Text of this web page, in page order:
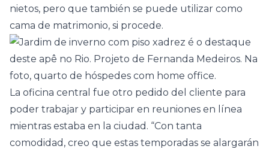
nietos, pero que también se puede utilizar como
cama de matrimonio, si procede.
La oficina central fue otro pedido del cliente para
poder trabajar y participar en reuniones en línea
mientras estaba en la ciudad. “Con tanta
comodidad, creo que estas temporadas se alargarán